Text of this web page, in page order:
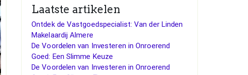
Laatste artikelen
Ontdek de Vastgoedspecialist: Van der Linden
Makelaardij Almere
De Voordelen van Investeren in Onroerend
Goed: Een Slimme Keuze
De Voordelen van Investeren in Onroerend